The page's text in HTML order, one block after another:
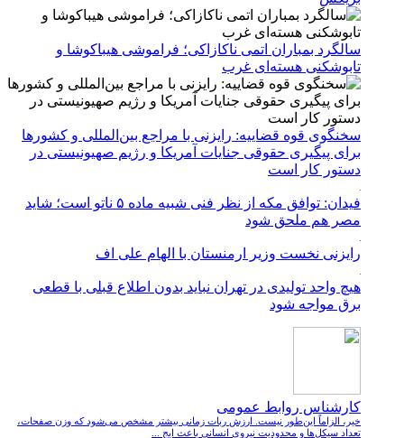
سالگرد بمباران اتمی ناکازاکی؛ فراموشی هیباکوشا و
تابوشکنی هسته‌ای غرب
سخنگوی قوه قضاییه: رایزنی‌ با مراجع بین‌المللی و کشور‌ها
برای پیگیری حقوقی جنایات آمریکا و رژیم صهیونیستی در
دستور کار است
فیدان: توافق مکه از نظر فنی شبیه ماده ۵ ناتو است؛ شاید
مصر هم ملحق شود
رایزنی نخست وزیر ارمنستان با الهام علی اف
هیچ واحد تولیدی در تهران نباید بدون اطلاع قبلی با قطعی
برق مواجه شود
کارشناس روابط عمومی
خیر، الزاماً این‌طور نیست. ارزش ربات زمانی بیشتر مشخص می‌شود که وزن صفحات،
تعداد سیکل‌ها و محدودیت نیروی انسانی باعث ایج ...